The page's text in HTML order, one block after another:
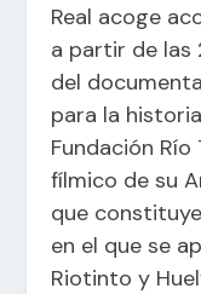
Real acoge
a partir de las
del
para la
Fundación
fílmico de su
que
en el que se
Riotinto y